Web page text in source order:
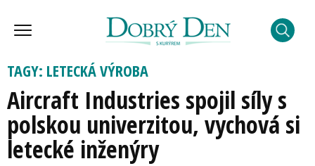
TAGY: LETECKÁ VÝROBA
Aircraft Industries spojil síly s
polskou univerzitou, vychová si
letecké inženýry